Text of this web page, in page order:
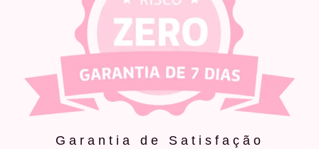
Garantia de Satisfação